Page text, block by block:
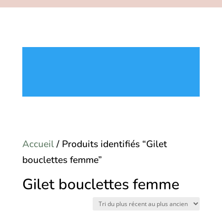
Accueil/ Produits identifiés “Gilet
bouclettes femme”
Gilet bouclettes femme